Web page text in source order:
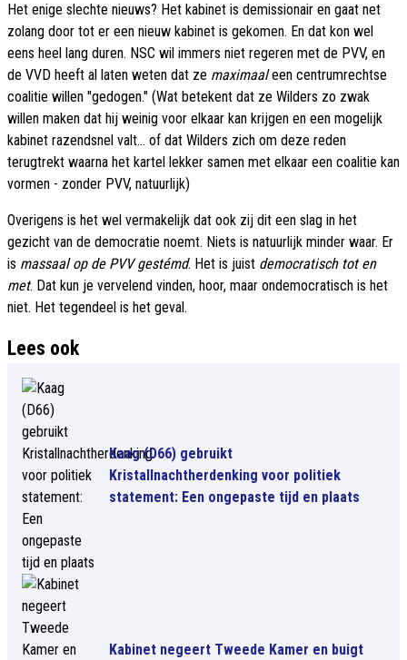
Het enige slechte nieuws? Het kabinet is demissionair en gaat net
zolang door tot er een nieuw kabinet is gekomen. En dat kon wel
eens heel lang duren. NSC wil immers niet regeren met de PVV, en
de VVD heeft al laten weten dat ze maximaaleen centrumrechtse
coalitie willen "gedogen." (Wat betekent dat ze Wilders zo zwak
willen maken dat hij weinig voor elkaar kan krijgen en een mogelijk
kabinet razendsnel valt... of dat Wilders zich om deze reden
terugtrekt waarna het kartel lekker samen met elkaar een coalitie kan
vormen - zonder PVV, natuurlijk)
Overigens is het wel vermakelijk dat ook zij dit een slag in het
gezicht van de democratie noemt. Niets is natuurlijk minder waar. Er
is massaal op de PVV gestémd. Het is juist democratisch tot en
met. Dat kun je vervelend vinden, hoor, maar ondemocratisch is het
niet. Het tegendeel is het geval.
Lees ook
Kaag (D66) gebruikt
Kristallnachtherdenking voor politiek
statement: Een ongepaste tijd en plaats
Kabinet negeert Tweede Kamer en buigt